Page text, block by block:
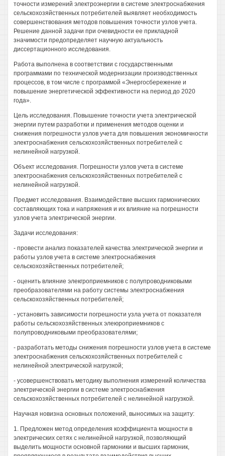
точности измерений электроэнергии в системе электроснабжения
сельскохозяйственных потребителей выявляет необходимость
совершенствования методов повышения точности узлов учета.
Решение данной задачи при очевидности ее прикладной
значимости предопределяет научную актуальность
диссертационного исследования.
Работа выполнена в соответствии с государственными
программами по технической модернизации производственных
процессов, в том числе с программой «Энергосбережение и
повышение энергетической эффективности на период до 2020
года».
Цель исследования. Повышение точности учета электрической
энергии путем разработки и применения методов оценки и
снижения погрешности узлов учета для повышения экономичности
электроснабжения сельскохозяйственных потребителей с
нелинейной нагрузкой.
Объект исследования. Погрешности узлов учета в системе
электроснабжения сельскохозяйственных потребителей с
нелинейной нагрузкой.
Предмет исследования. Взаимодействие высших гармонических
составляющих тока и напряжения и их влияние на погрешности
узлов учета электрической энергии.
Задачи исследования:
- провести анализ показателей качества электрической энергии и
работы узлов учета в системе электроснабжения
сельскохозяйственных потребителей;
- оценить влияние элекгроприемников с полупроводниковыми
преобразователями на работу системы электроснабжения
сельскохозяйственных потребителей;
- установить зависимости погрешности узла учета от показателя
работы сельскохозяйственных элеюроприемников с
полупроводниковыми преобразователями;
- разработать методы снижения погрешности узлов учета в системе
электроснабжения сельскохозяйственных потребителей с
нелинейной электрической нагрузкой;
- усовершенствовать методику выполнения измерений количества
электрической энергии в системе электроснабжения
сельскохозяйственных потребителей с нелинейной нагрузкой.
Научная новизна основных положений, выносимых на защиту:
1. Предложен метод определения коэффициента мощности в
электрических сетях с нелинейной нагрузкой, позволяющий
выделить мощности основной гармоники и высших гармоник,